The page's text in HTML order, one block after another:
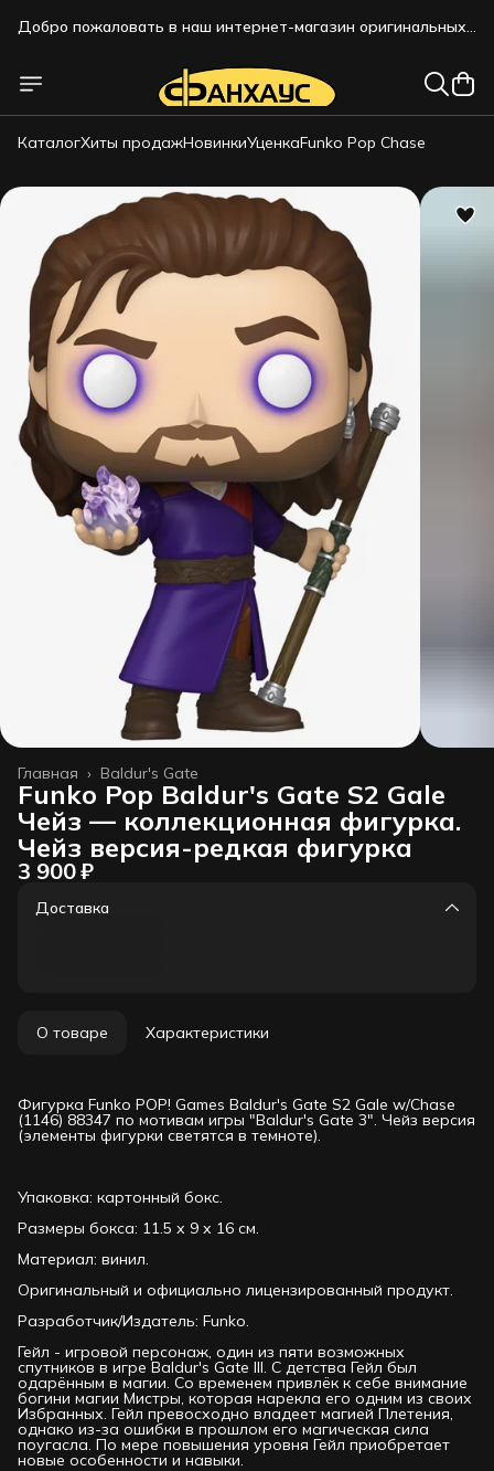
Добро пожаловать в наш интернет-магазин оригинальных
Добро пожаловать в наш интернет-магазин оригинальных
коллекционных фигурок!!!
КаталогХиты продажНовинкиУценкаFunko Pop Chase
Baldur's Gate
Главная ›
Funko Pop Baldur's Gate S2 Gale
Чейз — коллекционная фигурка.
Чейз версия-редкая фигурка
3 900 ₽
Доставка
О товаре Характеристики
Фигурка Funko POP! Games Baldur's Gate S2 Gale w/Chase
(1146) 88347 по мотивам игры "Baldur's Gate 3". Чейз версия
(элементы фигурки светятся в темноте).
Упаковка: картонный бокс.
Размеры бокса: 11.5 х 9 х 16 см.
Материал: винил.
Оригинальный и официально лицензированный продукт.
Разработчик/Издатель: Funko.
Гейл - игровой персонаж, один из пяти возможных
спутников в игре Baldur's Gate III. С детства Гейл был
одарённым в магии. Со временем привлёк к себе внимание
богини магии Мистры, которая нарекла его одним из своих
Избранных. Гейл превосходно владеет магией Плетения,
однако из-за ошибки в прошлом его магическая сила
поугасла. По мере повышения уровня Гейл приобретает
новые особенности и навыки.